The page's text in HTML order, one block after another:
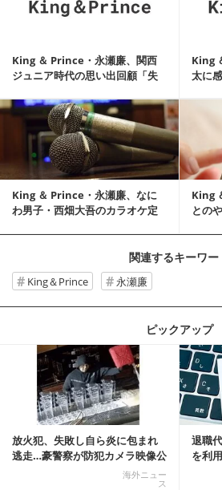
King ＆ Prince・永瀬廉、関西
ジュニア時代の思い出回顧「失
King
太に
King ＆ Prince・永瀬廉、なに
わ男子・西畑大吾のカラオケ定
King
との
記事を読む
関連するキーワー
King＆Prince 永瀬廉
ピックアップ
放火犯、失敗し自ら炎に包まれ
逃走…豪警察が防犯カメラ映像公
海外ニュー
ス
退職
を利
記事を読む